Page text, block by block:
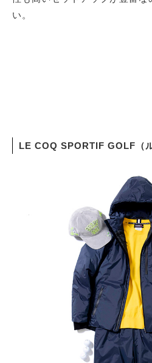
い。
LE COQ SPORTIF GOLF（